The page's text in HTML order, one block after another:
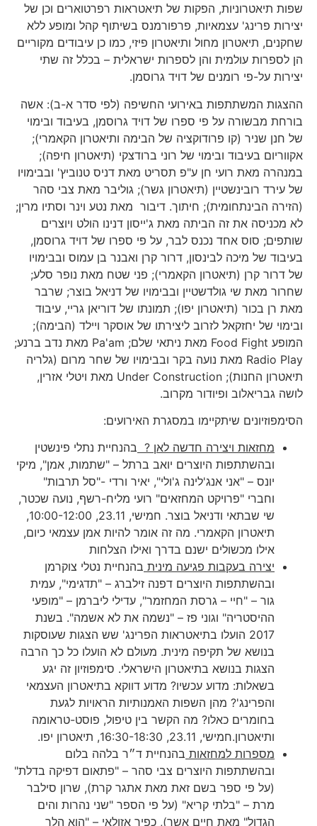
שפות תיאטרוניות, הפקות של תיאטראות רפרטוארים וכן של
יצירות פרינג' עצמאיות, פרפורמנס בשיתוף קהל ומופע ללא
שחקנים, תיאטרון מחול ותיאטרון פיזי, כמו כן עיבודים מקוריים
הן לספרות עולמית והן לספרות ישראלית – בכלל זה שתי
יצירות על-פי רומנים של דויד גרוסמן.
ההצגות המשתתפות באירועי החשיפה (לפי סדר א-ב): אשה
בורחת מבשורה על פי ספרו של דויד גרוסמן, בעיבוד ובימוי
של חנן שניר (קו פרודוקציה של הבימה ותיאטרון הקאמרי);
אקווריום בעיבוד ובימוי של רוני ברודצקי (תיאטרון חיפה);
במנהרה מאת רועי חן ע"פ תסריט מאת דניס טנוביץ' ובבימויו
של עירד רובינשטיין (תיאטרון גשר); גוליבר מאת צבי סהר
(הזירה הבינתחומית); חיתוך. דיבור מאת נטע וינר וסתיו מרין;
לא מכניסה את זה הביתה מאת ג'ייסון דנינו הולט ויוצרים
שותפים; סוס אחד נכנס לבר, על פי ספרו של דויד גרוסמן,
בעיבוד של מיכה לבינסון, דרור קרן ואבנר בן עמוס ובבימויו
של דרור קרן (תיאטרון הקאמרי); פני שטח מאת נופר סלע;
שחרור מאת שי גולדשטיין ובבימויו של דניאל בוצר; שרבר
מאת רן בכור (תיאטרון יפו); תמונתו של דוריאן גריי, עיבוד
ובימוי של יחזקאל לזרוב ליצירתו של אוסקר ויילד (הבימה);
המופע Food Fight מאת ניתאי שלם; Pa'am מאת נדב ברנע;
Radio Play מאת נועה בקר ובבימויו של שחר מרום (גלריה
תיאטרון החנות); Under Construction מאת ויטלי אזרין,
לושה גבריאלוב ופיודור מקרוב.
הסימפוזיונים שיתקיימו במסגרת האירועים:
מחזאות ויצירה חדשה לאן ? בהנחיית נתלי פינשטין
ובהשתתפות היוצרים יואב ברתל – "שתמות, אמן", מיקי
יונס – "אני אנג'לינה ג'ולי", יאיר ורדי -"סל תרבות"
וחברי "פרויקט המחזאים" רועי מליח-רשף, נועה שכטר,
שי שבתאי ודניאל בוצר. חמישי, 23.11, 10:00-12:00,
תיאטרון הקאמרי. מה זה אומר להיות אמן עצמאי כיום,
אילו מכשולים ישנם בדרך ואילו הצלחות
יצירה בעקבות פגיעה מיניתבהנחיית נטלי צוקרמן
ובהשתתפות היוצרים דפנה זילברג – "תדגימי", עמית
גור – "חיי – גרסת המחזמר", עדילי ליברמן – "מופעי
ההיסטריה" וגוני פז – "נשמה את לא אשמה". בשנת
2017 הועלו בתיאטראות הפרינג' שש הצגות שעוסקות
בנושא של תקיפה מינית. מעולם לא הועלו כל כך הרבה
הצגות בנושא בתיאטרון הישראלי. סימפוזיון זה יגע
בשאלות: מדוע עכשיו? מדוע דווקא בתיאטרון העצמאי
והפרינג'? מהן השפות האמנותיות הראויות לגעת
בחומרים כאלו? מה הקשר בין טיפול, פוסט-טראומה
ותיאטרון.חמישי, 23.11, 16:30-18:30, תיאטרון יפו.
מספרות למחזאותבהנחיית ד״ר בלהה בלום
ובהשתתפות היוצרים צבי סהר – "פתאום דפיקה בדלת"
(על פי ספר בשם זאת מאת אתגר קרת), שרון סילבר
מרת – "בלתי קריא" (על פי הספר "שני נהרות והים
הגדול" מאת חיים אשר), כפיר אזולאי – "הוא הלך